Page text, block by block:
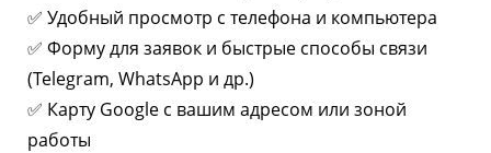
✅ Удобный просмотр с телефона и компьютера
✅ Форму для заявок и быстрые способы связи
(Telegram, WhatsApp и др.)
✅ Карту Google с вашим адресом или зоной
работы